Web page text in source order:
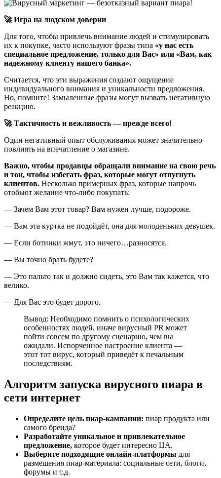
🚀 Игра на людском доверии
Для того, чтобы привлечь внимание людей и стимулировать
их к покупке, часто используют фразы типа «у нас есть
специальное предложение, только для Вас» или «Вам, как
надежному клиенту нашего банка».
Считается, что эти выражения создают ощущение
индивидуального внимания и уникальности предложения.
Но, помните! Замыленные фразы могут вызвать негативную
реакцию.
🚀 Тактичность и вежливость — прежде всего!
Один негативный опыт обслуживания может значительно
повлиять на впечатление о магазине.
Важно, чтобы продавцы обращали внимание на свою речь
и тон, чтобы избегать фраз, которые могут отпугнуть
клиентов. Несколько примерных фраз, которые напрочь
отобьют желание что-либо покупать:
— Зачем Вам этот товар? Вам нужен лучше, подороже.
— Вам эта куртка не подойдёт, она для молоденьких девушек.
— Если ботинки жмут, это ничего…разносятся.
— Вы точно брать будете?
— Это пальто так и должно сидеть, это Вам так кажется, что
велико.
— Для Вас это будет дорого.
Вывод: Необходимо помнить о психологических
особенностях людей, иначе вирусный PR может
пойти совсем по другому сценарию, чем вы
ожидали. Испорченное настроение клиента —
этот тот вирус, который приведёт к печальным
последствиям.
Алгоритм запуска вирусного пиара в
сети интернет
Определите цель пиар-кампании: пиар продукта или
самого бренда?
Разработайте уникальное и привлекательное
предложение, которое будет интересно ЦА.
Выберите подходящие онлайн-платформы для
размещения пиар-материала: социальные сети, блоги,
форумы и т.д.